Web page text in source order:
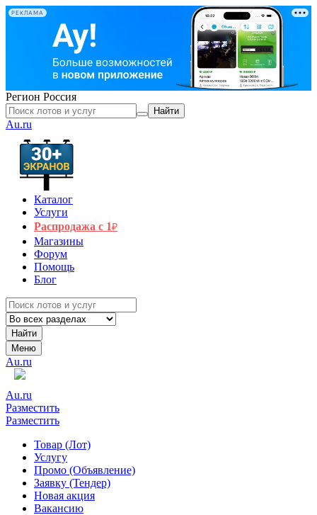
РЕКЛАМА
Регион Россия
Найти
Au.ru
Каталог
Услуги
Распродажа с 1₽
Магазины
Форум
Помощь
Блог
Найти
Меню
Au.ru
Au.ru
Разместить
Разместить
Товар (Лот)
Услугу
Промо (Объявление)
Заявку (Тендер)
Новая акция
Вакансию